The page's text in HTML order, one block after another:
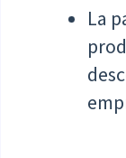
La